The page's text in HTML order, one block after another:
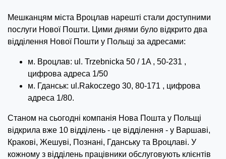
Мешканцям міста Вроцлав нарешті стали доступними
послуги Нової Пошти. Цими днями було відкрито два
відділення Нової Пошти у Польщі за адресами:
м. Вроцлав: ul. Trzebnicka 50 / 1A , 50-231 ,
цифрова адреса 1/50
м. Гданськ: ul.Rakoczego 30, 80-171 , цифрова
адреса 1/80.
Станом на сьогодні компанія Нова Пошта у Польщі
відкрила вже 10 відділень - це відділення - у Варшаві,
Кракові, Жешуві, Познані, Гданську та Вроцлаві. У
кожному з відділень працівники обслуговують клієнтів